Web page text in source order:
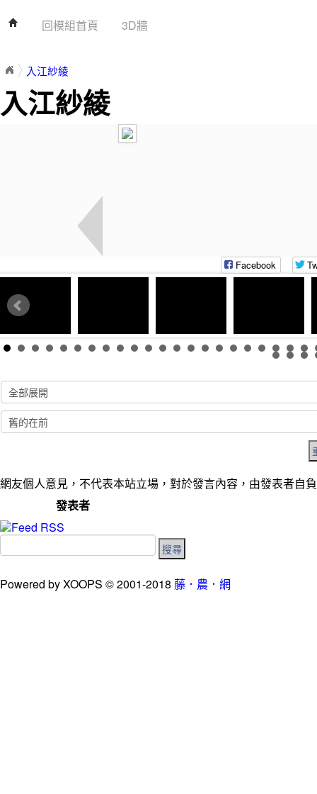
回模組首頁 3D牆
入江紗綾
入江紗綾
Facebook
網友個人意見，不代表本站立場，對於發言內容，由發表者自
發表者
Powered by XOOPS © 2001-2018 藤．農．網